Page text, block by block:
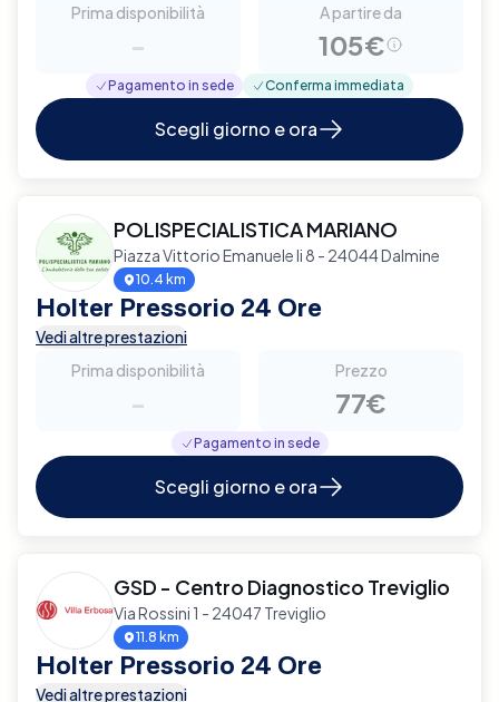
Prima disponibilità
-
A partire da
105€
Pagamento in sede Conferma immediata
Scegli giorno e ora
POLISPECIALISTICA MARIANO
Piazza Vittorio Emanuele Ii 8 - 24044 Dalmine
10.4 km
Holter Pressorio 24 Ore
Vedi altre prestazioni
Prima disponibilità
-
Prezzo
77€
Pagamento in sede
Scegli giorno e ora
GSD - Centro Diagnostico Treviglio
Via Rossini 1 - 24047 Treviglio
11.8 km
Holter Pressorio 24 Ore
Vedi altre prestazioni